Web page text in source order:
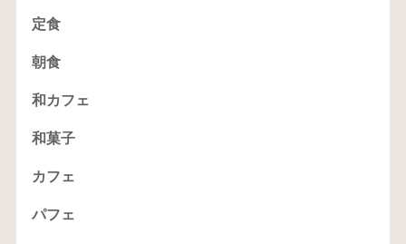
定食
朝食
和カフェ
和菓子
カフェ
パフェ